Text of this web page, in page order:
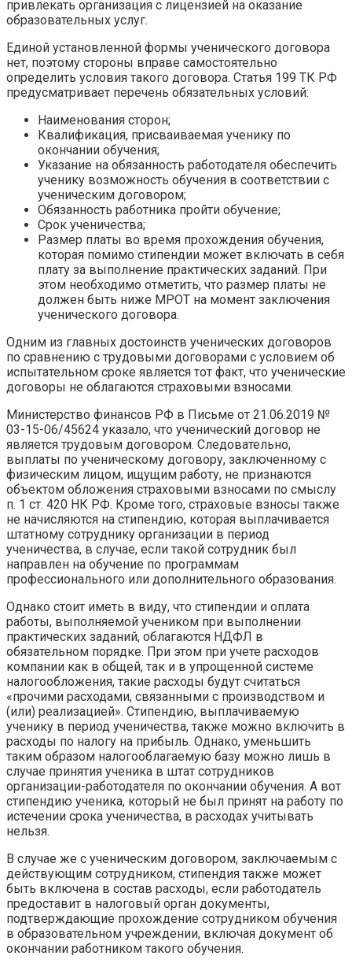
привлекать организация с лицензией на оказание
образовательных услуг.
Единой установленной формы ученического договора
нет, поэтому стороны вправе самостоятельно
определить условия такого договора. Статья 199 ТК РФ
предусматривает перечень обязательных условий:
Наименования сторон;
Квалификация, присваиваемая ученику по
окончании обучения;
Указание на обязанность работодателя обеспечить
ученику возможность обучения в соответствии с
ученическим договором;
Обязанность работника пройти обучение;
Срок ученичества;
Размер платы во время прохождения обучения,
которая помимо стипендии может включать в себя
плату за выполнение практических заданий. При
этом необходимо отметить, что размер платы не
должен быть ниже МРОТ на момент заключения
ученического договора.
Одним из главных достоинств ученических договоров
по сравнению с трудовыми договорами с условием об
испытательном сроке является тот факт, что ученические
договоры не облагаются страховыми взносами.
Министерство финансов РФ в Письме от 21.06.2019 №
03-15-06/45624 указало, что ученический договор не
является трудовым договором. Следовательно,
выплаты по ученическому договору, заключенному с
физическим лицом, ищущим работу, не признаются
объектом обложения страховыми взносами по смыслу
п. 1 ст. 420 НК РФ. Кроме того, страховые взносы также
не начисляются на стипендию, которая выплачивается
штатному сотруднику организации в период
ученичества, в случае, если такой сотрудник был
направлен на обучение по программам
профессионального или дополнительного образования.
Однако стоит иметь в виду, что стипендии и оплата
работы, выполняемой учеником при выполнении
практических заданий, облагаются НДФЛ в
обязательном порядке. При этом при учете расходов
компании как в общей, так и в упрощенной системе
налогообложения, такие расходы будут считаться
«прочими расходами, связанными с производством и
(или) реализацией». Стипендию, выплачиваемую
ученику в период ученичества, также можно включить в
расходы по налогу на прибыль. Однако, уменьшить
таким образом налогооблагаемую базу можно лишь в
случае принятия ученика в штат сотрудников
организации-работодателя по окончании обучения. А вот
стипендию ученика, который не был принят на работу по
истечении срока ученичества, в расходах учитывать
нельзя.
В случае же с ученическим договором, заключаемым с
действующим сотрудником, стипендия также может
быть включена в состав расходы, если работодатель
предоставит в налоговый орган документы,
подтверждающие прохождение сотрудником обучения
в образовательном учреждении, включая документ об
окончании работником такого обучения.